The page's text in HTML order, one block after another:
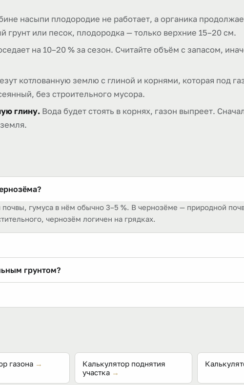
насыпи плодородие не работает, а органика
грунт или песок, плодородка — только верхние 15–20 см.
на 10–20 % за сезон. Считайте объём с запасом,
котлованную землю с глиной и корнями, которая под
без строительного мусора.
глину. Вода будет стоять в корнях, газон выпреет.
гумуса в нём обычно 3–5 %. В чернозёме — природной
чернозём логичен на грядках.
грунтом?
газона →
Калькулятор поднятия
участка →